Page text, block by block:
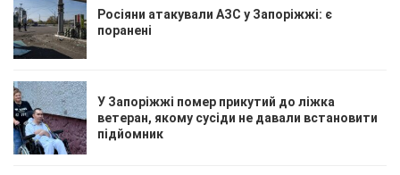
Росіяни атакували АЗС у Запоріжжі: є
поранені
У Запоріжжі помер прикутий до ліжка
ветеран, якому сусіди не давали встановити
підйомник